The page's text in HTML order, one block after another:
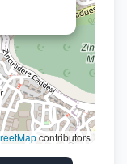
contributors